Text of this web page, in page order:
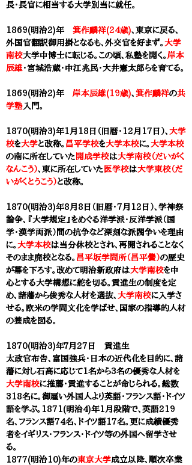
長・長官に相当する大学別当に就任。
1869(明治2)年 箕作麟祥(24歳)、東京に戻る、
外国官翻訳御用掛となるも、外交官を好まず。 大学
南校大学中博士に転じる。この頃、私塾を開く。 岸本
辰雄・宮城浩蔵・中江兆民・大井憲太郎らを育てる。
1869(明治2)年 岸本辰雄(19歳)、 箕作麟祥の共
学塾 入門。
1870(明治3)年1月18日（旧暦・12月17日）、 大学
校を大学と改称。 昌平学校を大学本校に。 大学本校
の南に所在していた 開成学校は大学南校（だいがく
なんこう）、東に所在していた 医学校は大学東校（だ
いがくとうこう）と改称。
1870(明治3)年8月8日（旧暦・7月12日）、学神祭
論争、『大学規定』をめぐる洋学派・反洋学派（国
学・漢学両派）間の抗争など深刻な派閥争いを理由
に。 大学本校は当分休校とされ、再開されることなく
そのまま廃校となる。 昌平坂学問所（昌平黌）の歴史
が幕を下ろす。改めて明治新政府は大学南校を中
心とする大学構想に舵を切る。貢進生の制度を定
め、諸藩から俊秀な人材を選抜、 大学南校に入学さ
せる。欧米の学問文化を学ばせ、国家の指導的人材
の養成を図る。
1870(明治3)年７月27日 貢進生
太政官布告、富国強兵・日本の近代化を目的に、諸
藩に対し石高に応じて1名から3名の優秀な人材を
大学南校に推薦・貢進することが命じられる。総数
318名に。御雇い外国人より英語・フランス語・ドイツ
語を学ぶ。1871(明治4)年1月段階で、英語219
名、フランス語74名、ドイツ語17名。更に成績優秀
者をイギリス・フランス・ドイツ等の外国へ留学させ
る。
1877(明治10)年の東京大学成立以降、順次卒業